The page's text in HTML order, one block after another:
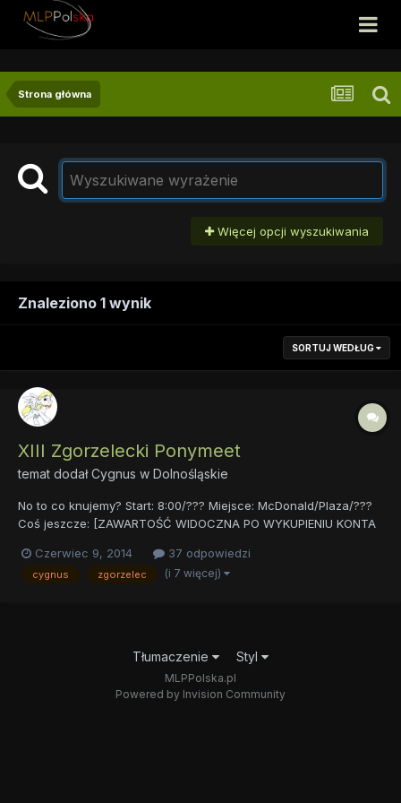
Strona główna
Więcej opcji wyszukiwania
Znaleziono 1 wynik
SORTUJ WEDŁUG
XIII Zgorzelecki Ponymeet
temat dodałCygnus w Dolnośląskie
No to co knujemy? Start: 8:00/??? Miejsce: McDonald/Plaza/???
Coś jeszcze: [ZAWARTOŚĆ WIDOCZNA PO WYKUPIENIU KONTA
w lipcu? Która data okaże się najbardziej odpowiednia? Który
dzień będzie na tyle fajny? Wybieracie najlepszą...
Czerwiec 9, 2014 37 odpowiedzi
cygnus zgorzelec (i 7 więcej)
Tłumaczenie Styl
MLPPolska.pl
Powered by Invision Community